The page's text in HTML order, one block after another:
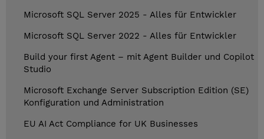
Microsoft SQL Server 2025 - Alles für Entwickler
Microsoft SQL Server 2022 - Alles für Entwickler
Build your first Agent – mit Agent Builder und Copilot
Studio
Microsoft Exchange Server Subscription Edition (SE)
Konfiguration und Administration
EU AI Act Compliance for UK Businesses